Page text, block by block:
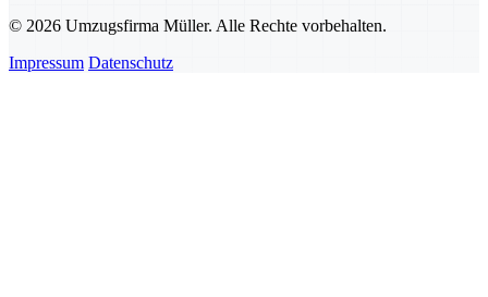
© 2026 Umzugsfirma Müller. Alle Rechte vorbehalten.
Impressum Datenschutz